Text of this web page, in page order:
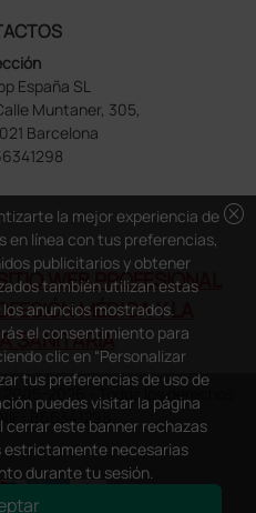
España SL
Muntaner, 305,
Barcelona
WEB PROFESIONAL
MÉDICA Y LA
SANITARIA
2026 - Todos los derechos
B66341298
cancel
la mejor experiencia de
línea con tus preferencias,
publicitarios y obtener
también utilizan estas
anuncios mostrados.
el consentimiento para
clic en “Personalizar
tus preferencias de uso de
puedes visitar la página
cerrar este banner rechazas
estrictamente necesarias
durante tu sesión.